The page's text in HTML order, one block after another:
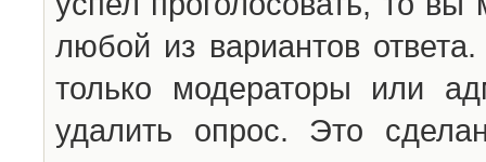
любой из вариантов
только модераторы или
удалить опрос. Это